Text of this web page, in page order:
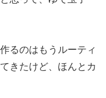
るのはもうルーティ
きたけど、ほんとカ